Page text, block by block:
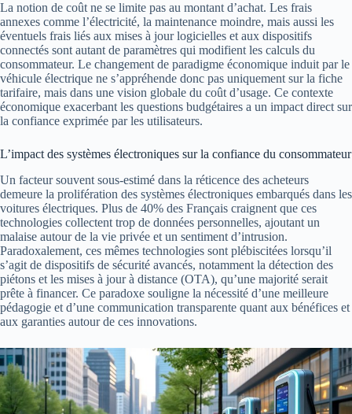
La notion de coût ne se limite pas au montant d’achat. Les frais
annexes comme l’électricité, la maintenance moindre, mais aussi les
éventuels frais liés aux mises à jour logicielles et aux dispositifs
connectés sont autant de paramètres qui modifient les calculs du
consommateur. Le changement de paradigme économique induit par le
véhicule électrique ne s’appréhende donc pas uniquement sur la fiche
tarifaire, mais dans une vision globale du coût d’usage. Ce contexte
économique exacerbant les questions budgétaires a un impact direct sur
la confiance exprimée par les utilisateurs.
L’impact des systèmes électroniques sur la confiance du consommateur
Un facteur souvent sous-estimé dans la réticence des acheteurs
demeure la prolifération des systèmes électroniques embarqués dans les
voitures électriques. Plus de 40% des Français craignent que ces
technologies collectent trop de données personnelles, ajoutant un
malaise autour de la vie privée et un sentiment d’intrusion.
Paradoxalement, ces mêmes technologies sont plébiscitées lorsqu’il
s’agit de dispositifs de sécurité avancés, notamment la détection des
piétons et les mises à jour à distance (OTA), qu’une majorité serait
prête à financer. Ce paradoxe souligne la nécessité d’une meilleure
pédagogie et d’une communication transparente quant aux bénéfices et
aux garanties autour de ces innovations.